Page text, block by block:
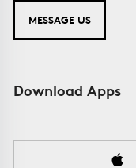
MESSAGE US
Download Apps